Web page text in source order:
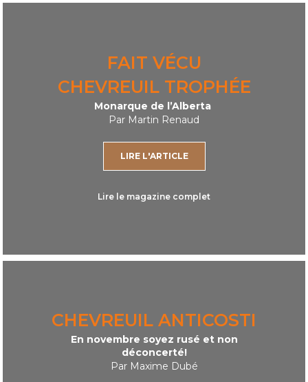
FAIT VÉCU
CHEVREUIL TROPHÉE
Monarque de l’Alberta
Par Martin Renaud
LIRE L'ARTICLE
Lire le magazine complet
CHEVREUIL ANTICOSTI
En novembre soyez rusé et non
déconcerté!
Par Maxime Dubé